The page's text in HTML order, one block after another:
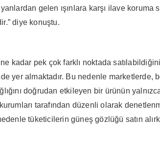
gelen ışınlara karşı ilave
diye konuştu.
pek çok farklı noktada
yer almaktadır. Bu nedenle
doğrudan etkileyen bir ürünün
tarafından düzenli olarak
tüketicilerin güneş gözlüğü satın